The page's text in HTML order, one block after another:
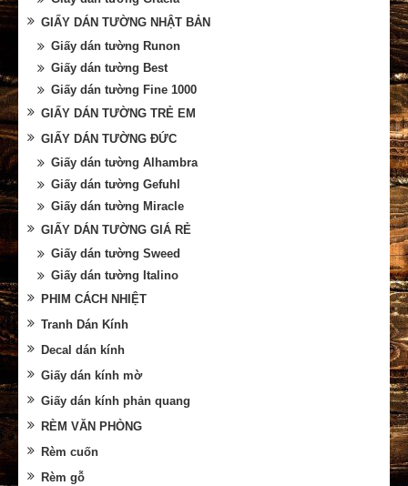
GIẤY DÁN TƯỜNG NHẬT BẢN
Giấy dán tường Runon
Giấy dán tường Best
Giấy dán tường Fine 1000
GIẤY DÁN TƯỜNG TRẺ EM
GIẤY DÁN TƯỜNG ĐỨC
Giấy dán tường Alhambra
Giấy dán tường Gefuhl
Giấy dán tường Miracle
GIẤY DÁN TƯỜNG GIÁ RẺ
Giấy dán tường Sweed
Giấy dán tường Italino
PHIM CÁCH NHIỆT
Tranh Dán Kính
Decal dán kính
Giấy dán kính mờ
Giấy dán kính phản quang
RÈM VĂN PHÒNG
Rèm cuốn
Rèm gỗ